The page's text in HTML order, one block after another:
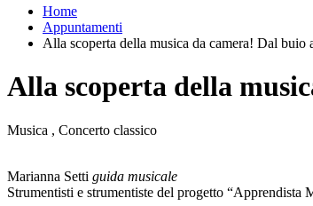
Home
Appuntamenti
Alla scoperta della musica da camera! Dal buio
Alla scoperta della
Musica , Concerto classico
Marianna Setti guida musicale
Strumentisti e strumentiste del progetto “Apprendista